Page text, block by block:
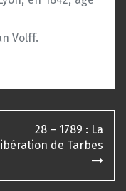
Volff.
28 – 1789 : La
de Tarbes